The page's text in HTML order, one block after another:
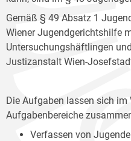
Gemäß § 49 Absatz 1
Wiener Jugendgerichtshilfe
Untersuchungshäftlingen
Justizanstalt Wien-
Die Aufgaben lassen sich im
Aufgabenbereiche
Verfassen von